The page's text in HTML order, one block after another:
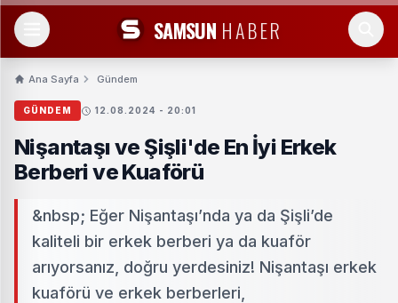
SAMSUN HABER
Ana Sayfa Gündem
GÜNDEM 12.08.2024 - 20:01
Nişantaşı ve Şişli'de En İyi Erkek
Berberi ve Kuaförü
&nbsp; Eğer Nişantaşı’nda ya da Şişli’de
kaliteli bir erkek berberi ya da kuaför
arıyorsanız, doğru yerdesiniz! Nişantaşı erkek
kuaförü ve erkek berberleri,